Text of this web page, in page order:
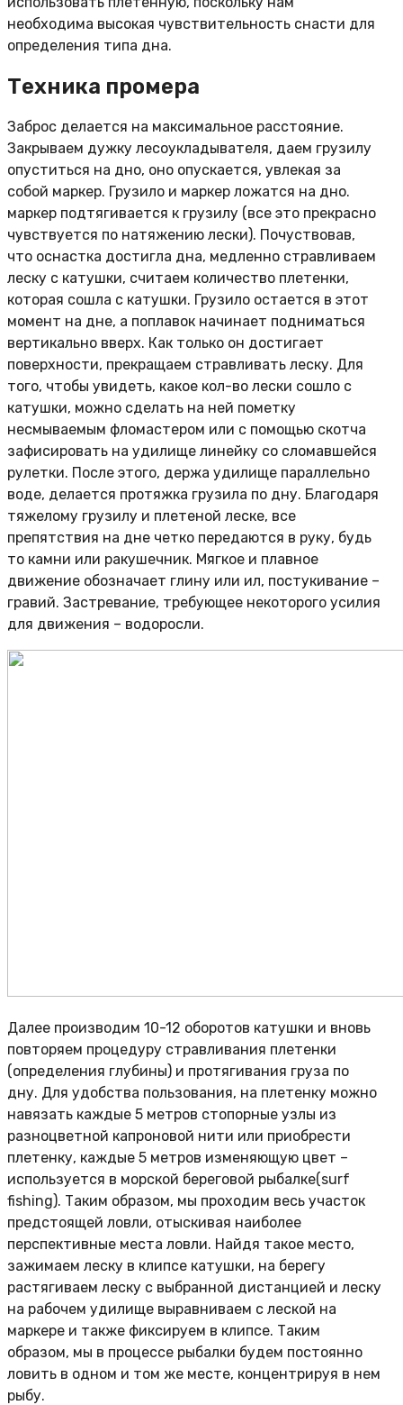
необходима высокая чувствительность снасти для
определения типа дна.
Техника промера
Заброс делается на максимальное расстояние.
Закрываем дужку лесоукладывателя, даем грузилу
опуститься на дно, оно опускается, увлекая за
собой маркер. Грузило и маркер ложатся на дно.
маркер подтягивается к грузилу (все это прекрасно
чувствуется по натяжению лески). Почуствовав,
что оснастка достигла дна, медленно стравливаем
леску с катушки, считаем количество плетенки,
которая сошла с катушки. Грузило остается в этот
момент на дне, а поплавок начинает подниматься
вертикально вверх. Как только он достигает
поверхности, прекращаем стравливать леску. Для
того, чтобы увидеть, какое кол-во лески сошло с
катушки, можно сделать на ней пометку
несмываемым фломастером или с помощью скотча
зафисировать на удилище линейку со сломавшейся
рулетки. После этого, держа удилище параллельно
воде, делается протяжка грузила по дну. Благодаря
тяжелому грузилу и плетеной леске, все
препятствия на дне четко передаются в руку, будь
то камни или ракушечник. Мягкое и плавное
движение обозначает глину или ил, постукивание –
гравий. Застревание, требующее некоторого усилия
для движения – водоросли.
Далее производим 10-12 оборотов катушки и вновь
повторяем процедуру стравливания плетенки
(определения глубины) и протягивания груза по
дну. Для удобства пользования, на плетенку можно
навязать каждые 5 метров стопорные узлы из
разноцветной капроновой нити или приобрести
плетенку, каждые 5 метров изменяющую цвет –
используется в морской береговой рыбалке(surf
fishing). Таким образом, мы проходим весь участок
предстоящей ловли, отыскивая наиболее
перспективные места ловли. Найдя такое место,
зажимаем леску в клипсе катушки, на берегу
растягиваем леску с выбранной дистанцией и леску
на рабочем удилище выравниваем с леской на
маркере и также фиксируем в клипсе. Таким
образом, мы в процессе рыбалки будем постоянно
ловить в одном и том же месте, концентрируя в нем
рыбу.